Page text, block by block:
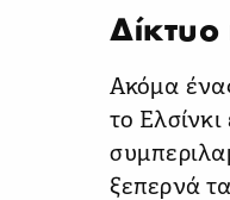
Ακόμα
το
ξεπερνά